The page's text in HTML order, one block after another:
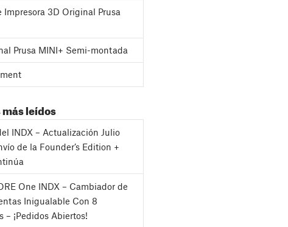
3D Original Prusa
Prusa MINI+ Semi-montada
leídos
INDX – Actualización Julio
de la Founder’s Edition +
One INDX – Cambiador de
Inigualable Con 8
– ¡Pedidos Abiertos!